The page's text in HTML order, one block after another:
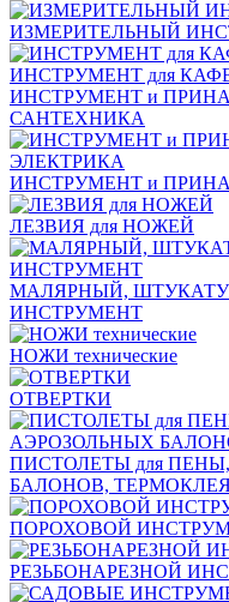
ИЗМЕРИТЕЛЬНЫЙ
ИНСТРУМЕНТ для
ИНСТРУМЕНТ и
САНТЕХНИКА
ИНСТРУМЕНТ и
ЛЕЗВИЯ для НОЖЕЙ
МАЛЯРНЫЙ,
ИНСТРУМЕНТ
НОЖИ технические
ОТВЕРТКИ
ПИСТОЛЕТЫ для
БАЛОНОВ,
ПОРОХОВОЙ
РЕЗЬБОНАРЕЗНОЙ